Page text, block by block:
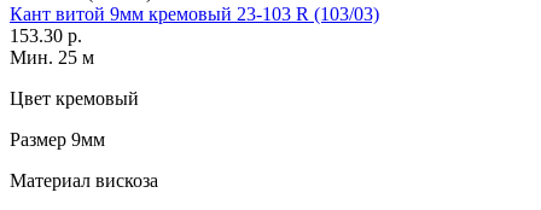
Кант витой 9мм кремовый 23-103 R (103/03)
153.30 р.
Мин. 25 м
Цвет кремовый
Размер 9мм
Материал вискоза